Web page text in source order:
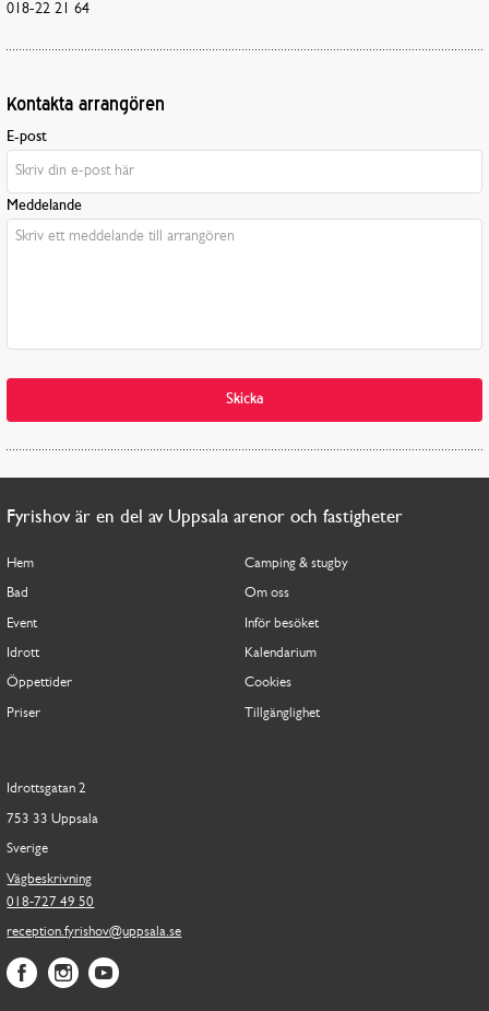
018-22 21 64
Kontakta arrangören
E-post
Meddelande
Skicka
Fyrishov är en del av Uppsala arenor och fastigheter
Hem
Bad
Event
Idrott
Öppettider
Priser
Camping & stugby
Om oss
Inför besöket
Kalendarium
Cookies
Tillgänglighet
Idrottsgatan 2
753 33 Uppsala
Sverige
Vägbeskrivning
018-727 49 50
reception.fyrishov@uppsala.se